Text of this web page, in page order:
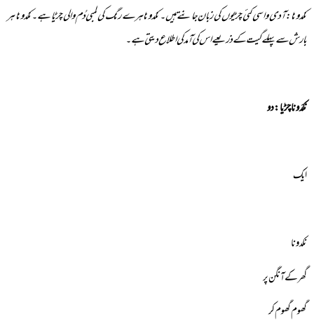
نکدونا:آدی واسی کئی چڑیوں کی زبان جانتے ہیں۔ نکدَونا ہرے رنگ کی لمبی دُم والی چڑیا ہے۔ نکدَونا ہر
بارش سے پہلے گیت کے ذریعے اس کی آمد کی اطلاع دیتی ہے۔
نکدَونا چڑیا: دو
ایک
نکدونا
گھر کے آنگن پر
گھوم گھوم کر